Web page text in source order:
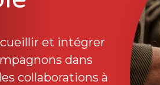
et intégrer
dans
collaborations à